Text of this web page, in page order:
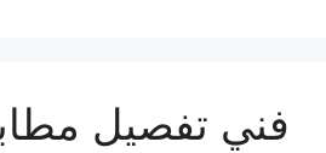
فني تفصيل